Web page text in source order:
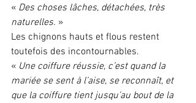
« Des choses lâches, détachées, très
naturelles. »
Les chignons hauts et flous restent
toutefois des incontournables.
« Une coiffure réussie, c’est quand la
mariée se sent à l’aise, se reconnaît, et
que la coiffure tient jusqu’au bout de la